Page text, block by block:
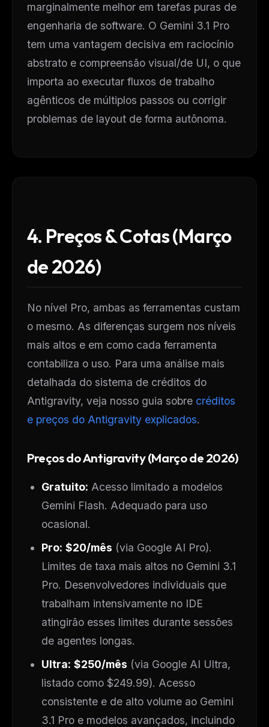
marginalmente melhor em tarefas puras de
engenharia de software. O Gemini 3.1 Pro
tem uma vantagem decisiva em raciocínio
abstrato e compreensão visual/de UI, o que
importa ao executar fluxos de trabalho
agênticos de múltiplos passos ou corrigir
problemas de layout de forma autônoma.
4. Preços & Cotas (Março
de 2026)
No nível Pro, ambas as ferramentas custam
o mesmo. As diferenças surgem nos níveis
mais altos e em como cada ferramenta
contabiliza o uso. Para uma análise mais
detalhada do sistema de créditos do
Antigravity, veja nosso guia sobre créditos
e preços do Antigravity explicados.
Preços do Antigravity (Março de 2026)
Gratuito: Acesso limitado a modelos
Gemini Flash. Adequado para uso
ocasional.
Pro: $20/mês (via Google AI Pro).
Limites de taxa mais altos no Gemini 3.1
Pro. Desenvolvedores individuais que
trabalham intensivamente no IDE
atingirão esses limites durante sessões
de agentes longas.
Ultra: $250/mês (via Google AI Ultra,
listado como $249.99). Acesso
consistente e de alto volume ao Gemini
3.1 Pro e modelos avançados, incluindo